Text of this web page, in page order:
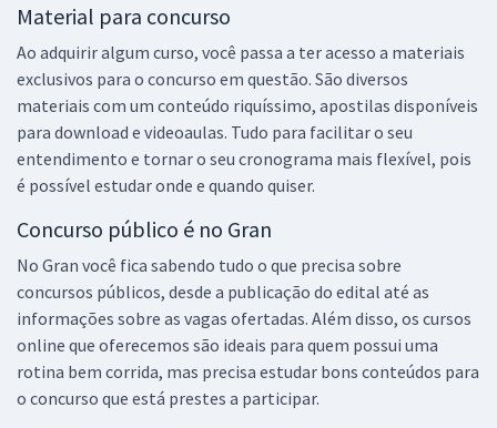
Material para concurso
Ao adquirir algum curso, você passa a ter acesso a materiais
exclusivos para o concurso em questão. São diversos
materiais com um conteúdo riquíssimo, apostilas disponíveis
para download e videoaulas. Tudo para facilitar o seu
entendimento e tornar o seu cronograma mais flexível, pois
é possível estudar onde e quando quiser.
Concurso público é no Gran
No Gran você fica sabendo tudo o que precisa sobre
concursos públicos, desde a publicação do edital até as
informações sobre as vagas ofertadas. Além disso, os cursos
online que oferecemos são ideais para quem possui uma
rotina bem corrida, mas precisa estudar bons conteúdos para
o concurso que está prestes a participar.